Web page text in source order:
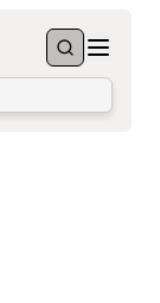
BuscarMenu